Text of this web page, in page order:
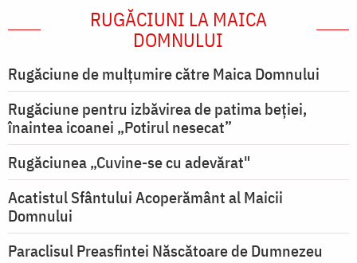
RUGĂCIUNI LA MAICA
DOMNULUI
Rugăciune de mulţumire către Maica Domnului
Rugăciune pentru izbăvirea de patima beției,
înaintea icoanei „Potirul nesecat”
Rugăciunea „Cuvine-se cu adevărat"
Acatistul Sfântului Acoperământ al Maicii
Domnului
Paraclisul Preasfintei Născătoare de Dumnezeu